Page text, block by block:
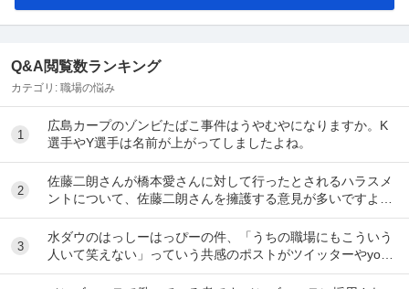
Q&A閲覧数ランキング
カテゴリ: 職場の悩み
1
広島カープのゾンビたばこ事件はうやむやになりますか。K
選手やY選手は名前が上がってしましたよね。
2
佐藤二朗さんが橋本愛さんに対して行ったとされるハラスメ
ントについて、佐藤二朗さんを擁護する意見が多いですよ
ね。 これは極端に言えば、 「ハラスメントでは...
3
水ダウのはっしーはっぴーの件、「うちの職場にもこういう
人いて笑えない」っていう共感のポストがツイッターやyout
ubeのコメント欄に多すぎてそっちに驚いて...